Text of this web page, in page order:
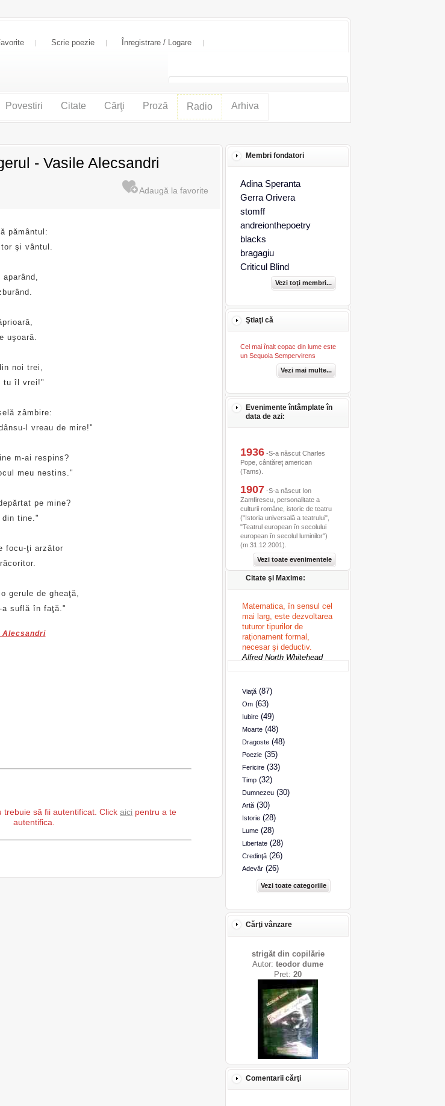
Scrie poezie Înregistrare / Logare
Povestiri Citate Cărţi Proză Radio Arhiva
- Vasile Alecsandri
pământul:
şi vântul.
uşoară.
noi trei,
tu îl vrei!"
zâmbire:
l vreau de mire!"
m-ai respins?
meu nestins."
pe mine?
tine."
focu-ţi arzător
gerule de gheaţă,
a suflă în faţă."
Alecsandri
să fii autentificat. Click aici pentru a te
autentifica.
Membri fondatori
Adina Speranta
Gerra Orivera
stomff
andreionthepoetry
blacks
bragagiu
Criticul Blind
Vezi toţi membri...
Ştiaţi că
Cel mai înalt copac din lume este
un Sequoia Sempervirens
Vezi mai multe...
Evenimente întâmplate în
data de azi:
1936-S-a născut Charles
Pope, cântăreţ american
(Tams).
1907 -S-a născut Ion
Zamfirescu, personalitate a
culturii române, istoric de teatru
("Istoria universală a teatrului",
"Teatrul european în secolului
european în secolul luminilor")
(m.31.12.2001).
Vezi toate evenimentele
Citate şi Maxime:
Matematica, în sensul cel
mai larg, este dezvoltarea
tuturor tipurilor de
raţionament formal,
necesar şi deductiv.
Alfred North Whitehead
Viaţă(87)
Om(63)
Iubire(49)
Moarte(48)
Dragoste(48)
Poezie(35)
Fericire(33)
Timp(32)
Dumnezeu(30)
Artă(30)
Istorie(28)
Lume(28)
Libertate(28)
Credinţă(26)
Adevăr(26)
Vezi toate categoriile
Cărţi vânzare
strigăt din copilărie
Autor: teodor dume
Pret: 20
Comentarii cărţi